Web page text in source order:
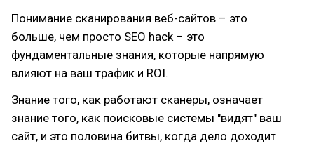
Понимание сканирования веб-сайтов – это
больше, чем просто SEO hack – это
фундаментальные знания, которые напрямую
влияют на ваш трафик и ROI.
Знание того, как работают сканеры, означает
знание того, как поисковые системы "видят" ваш
сайт, и это половина битвы, когда дело доходит